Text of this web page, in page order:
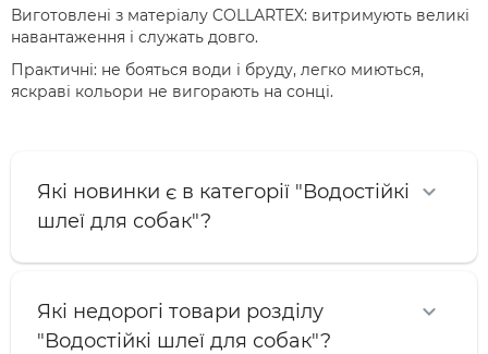
Виготовлені з матеріалу COLLARTEX: витримують великі
навантаження і служать довго.
Практичні: не бояться води і бруду, легко миються,
яскраві кольори не вигорають на сонці.
Які новинки є в категорії "Водостійкі
шлеї для собак"?
Які недорогі товари розділу
"Водостійкі шлеї для собак"?